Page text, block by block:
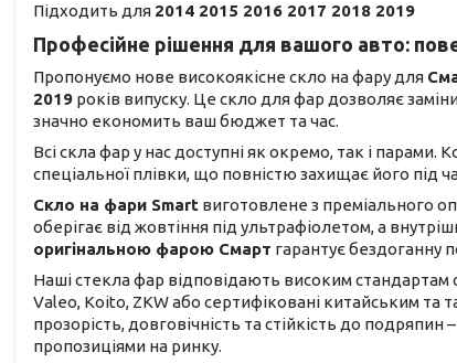
Підходить для 2014 2015 2016 2017 2018 2019
Професійне рішення для вашого авто:
Пропонуємо нове високоякісне скло на фару для
2019 років випуску. Це скло для фар дозволяє
значно економить ваш бюджет та час.
Всі скла фар у нас доступні як окремо, так і
спеціальної плівки, що повністю захищає його
Скло на фари Smart виготовлене з преміального
оберігає від жовтіння під ультрафіолетом, а
оригінальною фарою Смарт гарантує бездоганну
Наші стекла фар відповідають високим
Valeo, Koito, ZKW або сертифіковані китайським
прозорість, довговічність та стійкість до
пропозиціями на ринку.